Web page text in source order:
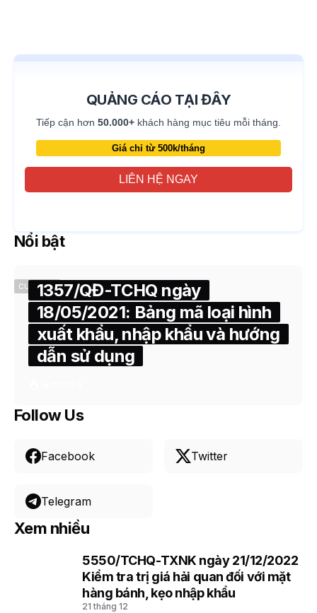
QUẢNG CÁO TẠI ĐÂY
Tiếp cận hơn 50.000+ khách hàng mục tiêu mỗi tháng.
Giá chỉ từ 500k/tháng
LIÊN HỆ NGAY
Nổi bật
CUSTOMS1357/QĐ-TCHQ ngày
18/05/2021: Bảng mã loại hình
xuất khẩu, nhập khẩu và hướng
dẫn sử dụng
Follow Us
Facebook Twitter
Telegram
Xem nhiều
5550/TCHQ-TXNK ngày 21/12/2022
Kiểm tra trị giá hải quan đối với mặt
hàng bánh, kẹo nhập khẩu
21 tháng 12